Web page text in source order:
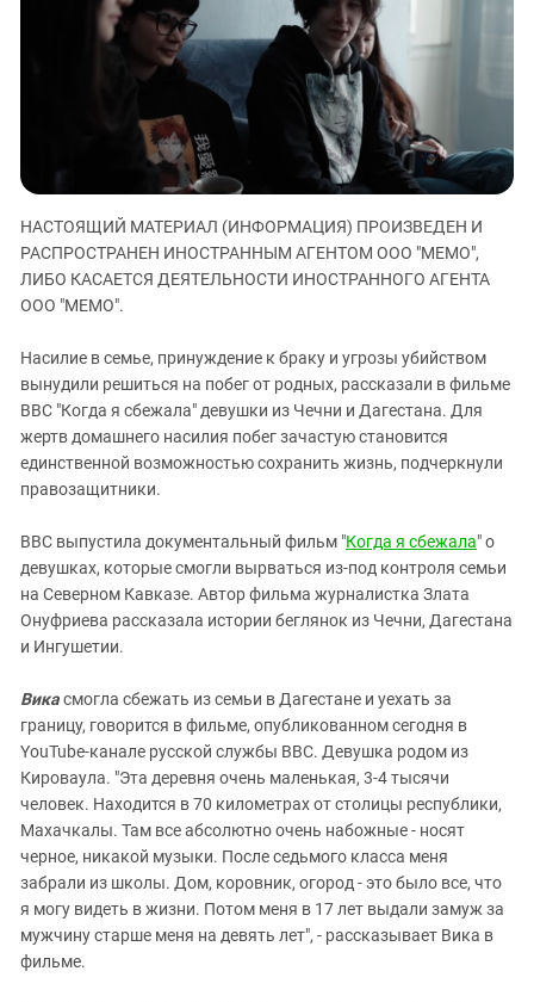
ЗАСТАВЛЯЕТ
КАВКАЗ ЗА ПАЛЕСТИНУ
ИНАКОМЫСЛИЕ В ЧЕЧНЕ
ПРЕСЛЕДОВАНИЕ АКТИВИСТОВ
МОБИЛИЗАЦИЯ И ПРОТЕСТЫ
Карачаево-Черкесия
Российская Федерация
Ростовская область
Северная Осетия - Алания
СКФО
Чечня
Южная Осетия
Южный Кавказ
ЮФО
НАСТОЯЩИЙ МАТЕРИАЛ (ИНФОРМАЦИЯ) ПРОИЗВЕДЕН И
РАСПРОСТРАНЕН ИНОСТРАННЫМ АГЕНТОМ ООО "МЕМО",
ЛИБО КАСАЕТСЯ ДЕЯТЕЛЬНОСТИ ИНОСТРАННОГО АГЕНТА
ООО "МЕМО".
Насилие в семье, принуждение к браку и угрозы убийством
вынудили решиться на побег от родных, рассказали в фильме
BBC "Когда я сбежала" девушки из Чечни и Дагестана. Для
жертв домашнего насилия побег зачастую становится
единственной возможностью сохранить жизнь, подчеркнули
правозащитники.
BBC выпустила документальный фильм "Когда я сбежала" о
девушках, которые смогли вырваться из-под контроля семьи
на Северном Кавказе. Автор фильма журналистка Злата
Онуфриева рассказала истории беглянок из Чечни, Дагестана
и Ингушетии.
Викасмогла сбежать из семьи в Дагестане и уехать за
границу, говорится в фильме, опубликованном сегодня в
YouTube-канале русской службы BBC. Девушка родом из
Кироваула. "Эта деревня очень маленькая, 3-4 тысячи
человек. Находится в 70 километрах от столицы республики,
Махачкалы. Там все абсолютно очень набожные - носят
черное, никакой музыки. После седьмого класса меня
забрали из школы. Дом, коровник, огород - это было все, что
я могу видеть в жизни. Потом меня в 17 лет выдали замуж за
мужчину старше меня на девять лет", - рассказывает Вика в
фильме.